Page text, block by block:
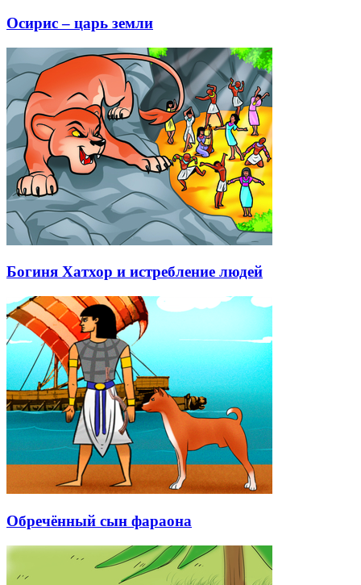
Осирис – царь земли
Богиня Хатхор и истребление людей
Обречённый сын фараона